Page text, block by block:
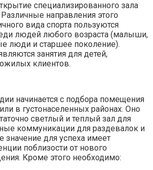
специализированного зала
направления этого
вида спорта пользуются
людей любого возраста (малыши,
люди и старшее поколение).
занятия для детей,
клиентов.
начинается с подбора помещения
в густонаселенных районах. Оно
светлый и теплый зал для
коммуникации для раздевалок и
для успеха имеет
поблизости от нового
Кроме этого необходимо: